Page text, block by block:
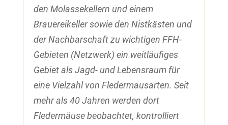
den Molassekellern und einem
Brauereikeller sowie den Nistkästen und
der Nachbarschaft zu wichtigen FFH-
Gebieten (Netzwerk) ein weitläufiges
Gebiet als Jagd- und Lebensraum für
eine Vielzahl von Fledermausarten. Seit
mehr als 40 Jahren werden dort
Fledermäuse beobachtet, kontrolliert